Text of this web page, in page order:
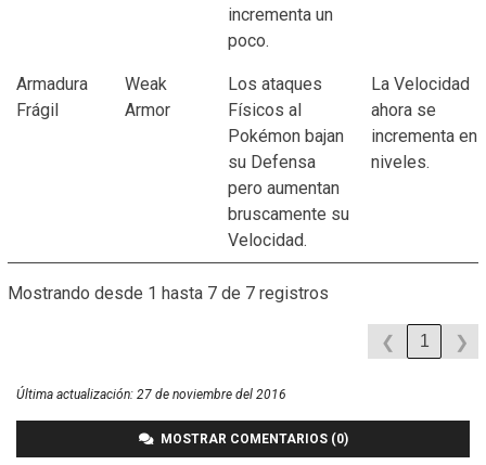
incrementa un
poco.
Armadura
Frágil
Weak
Armor
Los ataques
Físicos al
Pokémon bajan
su Defensa
pero aumentan
bruscamente su
Velocidad.
La Velocidad
ahora se
incrementa en
niveles.
Mostrando desde 1 hasta 7 de 7 registros
❮ 1 ❯
Última actualización: 27 de noviembre del 2016
MOSTRAR COMENTARIOS (0)